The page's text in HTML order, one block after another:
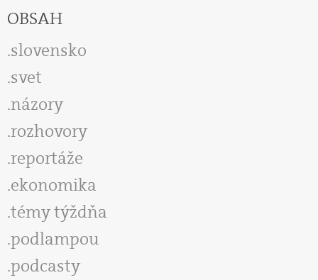
OBSAH
slovensko
svet
názory
rozhovory
reportáže
ekonomika
témy týždňa
podlampou
podcasty